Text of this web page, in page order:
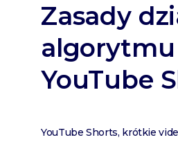
Zasady
algorytmu
YouTube
YouTube Shorts, krótkie